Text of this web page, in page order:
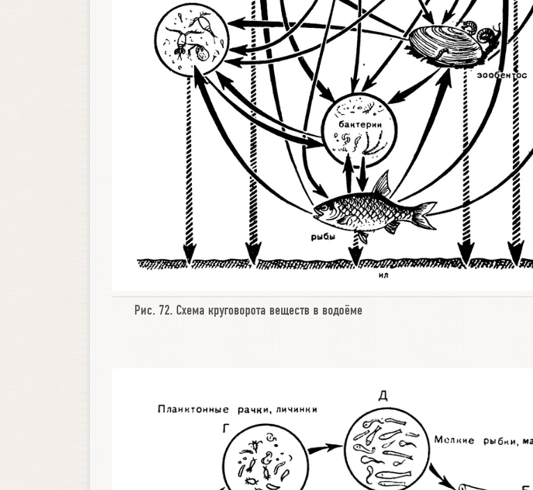
Рис. 72. Схема круговорота веществ в водоёме